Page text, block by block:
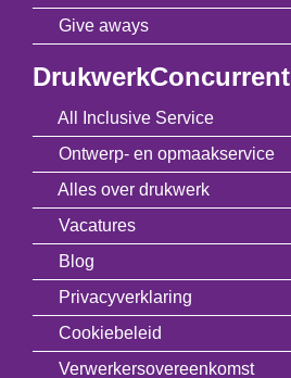
Give aways
DrukwerkConcurrent
All Inclusive Service
Ontwerp- en opmaakservice
Alles over drukwerk
Vacatures
Blog
Privacyverklaring
Cookiebeleid
Verwerkersovereenkomst